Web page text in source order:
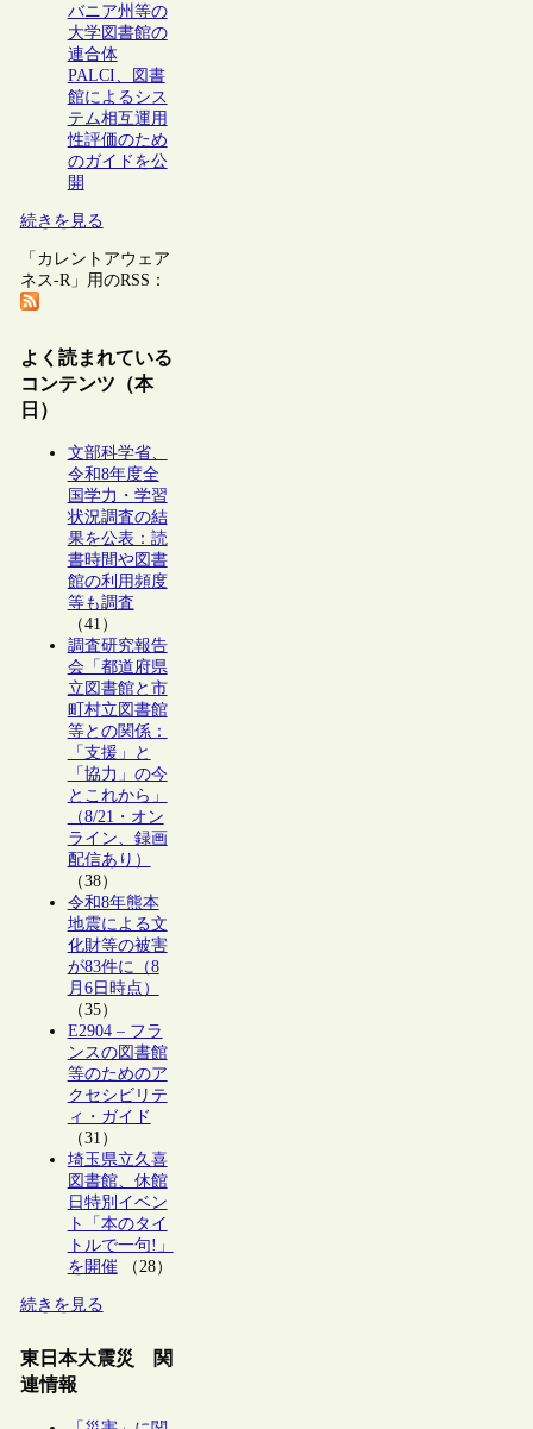
バニア州等の
大学図書館の
連合体
PALCI、図書
館によるシス
テム相互運用
性評価のため
のガイドを公
開
続きを見る
「カレントアウェア
ネス-R」用のRSS：
よく読まれている
コンテンツ（本
日）
文部科学省、
令和8年度全
国学力・学習
状況調査の結
果を公表：読
書時間や図書
館の利用頻度
等も調査
（41）
調査研究報告
会「都道府県
立図書館と市
町村立図書館
等との関係：
「支援」と
「協力」の今
とこれから」
（8/21・オン
ライン、録画
配信あり）
（38）
令和8年熊本
地震による文
化財等の被害
が83件に（8
月6日時点）
（35）
E2904 – フラ
ンスの図書館
等のためのア
クセシビリテ
ィ・ガイド
（31）
埼玉県立久喜
図書館、休館
日特別イベン
ト「本のタイ
トルで一句!」
を開催（28）
続きを見る
東日本大震災 関
連情報